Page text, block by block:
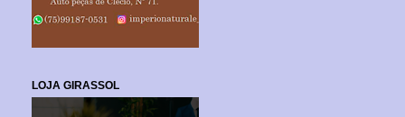
LOJA GIRASSOL